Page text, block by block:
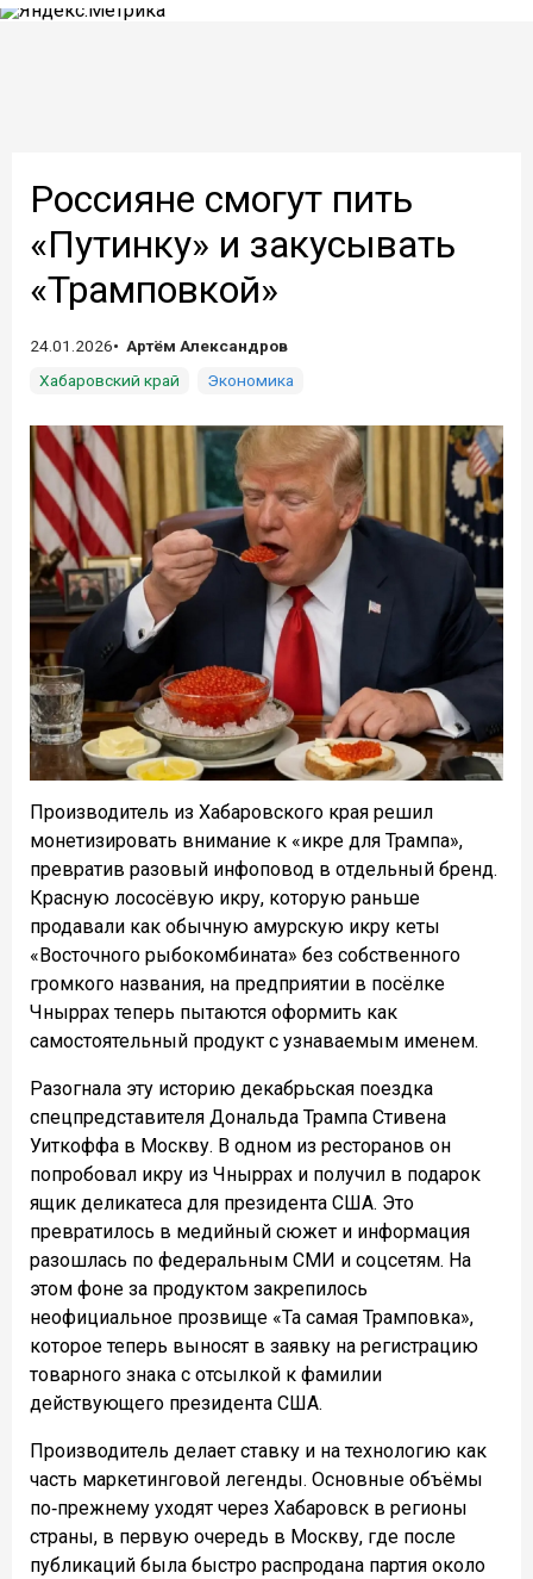
Россияне смогут пить
«Путинку» и закусывать
«Трамповкой»
24.01.2026
Артём Александров
Хабаровский край
Экономика
Производитель из Хабаровского края решил
монетизировать внимание к «икре для Трампа»,
превратив разовый инфоповод в отдельный бренд.
Красную лососёвую икру, которую раньше
продавали как обычную амурскую икру кеты
«Восточного рыбокомбината» без собственного
громкого названия, на предприятии в посёлке
Чныррах теперь пытаются оформить как
самостоятельный продукт с узнаваемым именем.
Разогнала эту историю декабрьская поездка
спецпредставителя Дональда Трампа Стивена
Уиткоффа в Москву. В одном из ресторанов он
попробовал икру из Чныррах и получил в подарок
ящик деликатеса для президента США. Это
превратилось в медийный сюжет и информация
разошлась по федеральным СМИ и соцсетям. На
этом фоне за продуктом закрепилось
неофициальное прозвище «Та самая Трамповка»,
которое теперь выносят в заявку на регистрацию
товарного знака с отсылкой к фамилии
действующего президента США.
Производитель делает ставку и на технологию как
часть маркетинговой легенды. Основные объёмы
по‑прежнему уходят через Хабаровск в регионы
страны, в первую очередь в Москву, где после
публикаций была быстро распродана партия около